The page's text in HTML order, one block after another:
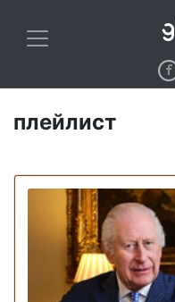
плейлист